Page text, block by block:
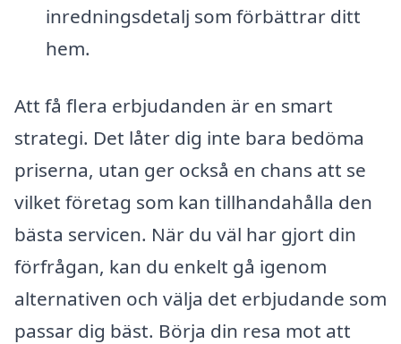
inredningsdetalj som förbättrar ditt
hem.
Att få flera erbjudanden är en smart
strategi. Det låter dig inte bara bedöma
priserna, utan ger också en chans att se
vilket företag som kan tillhandahålla den
bästa servicen. När du väl har gjort din
förfrågan, kan du enkelt gå igenom
alternativen och välja det erbjudande som
passar dig bäst. Börja din resa mot att